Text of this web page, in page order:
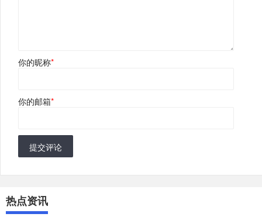
你的昵称*
你的邮箱*
提交评论
热点资讯